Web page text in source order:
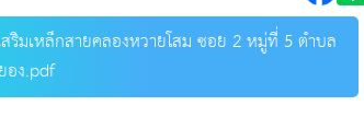
สริมเหล็กสายคลองหวายโสม ซอย 2 หมู่ที่ 5 ตำบล
อง.pdf